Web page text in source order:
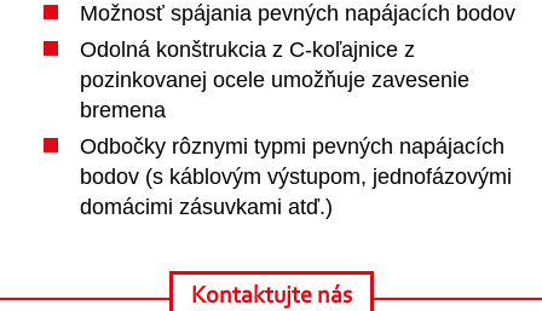
Možnosť spájania pevných napájacích bodov
Odolná konštrukcia z C-koľajnice z
pozinkovanej ocele umožňuje zavesenie
bremena
Odbočky rôznymi typmi pevných napájacích
bodov (s káblovým výstupom, jednofázovými
domácimi zásuvkami atď.)
Kontaktujte nás